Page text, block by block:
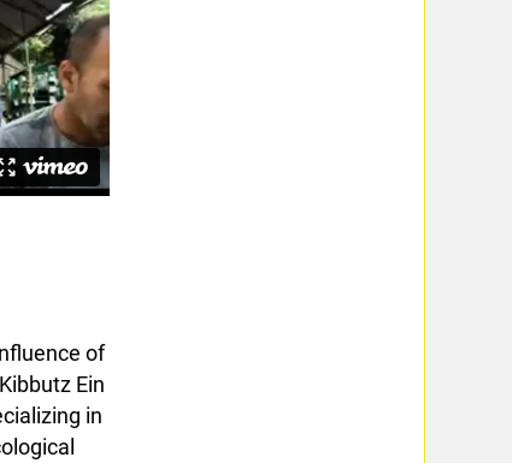
of
Ein
in